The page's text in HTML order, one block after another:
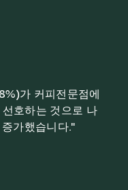
가 커피전문점에
호하는 것으로 나
가했습니다."